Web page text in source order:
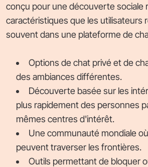
conçu pour une découverte sociale
caractéristiques que les utilisateurs
souvent dans une plateforme de
Options de chat privé et de
des ambiances différentes.
Découverte basée sur les
plus rapidement des personnes
mêmes centres d'intérêt.
Une communauté mondiale
peuvent traverser les frontières.
Outils permettant de bloquer